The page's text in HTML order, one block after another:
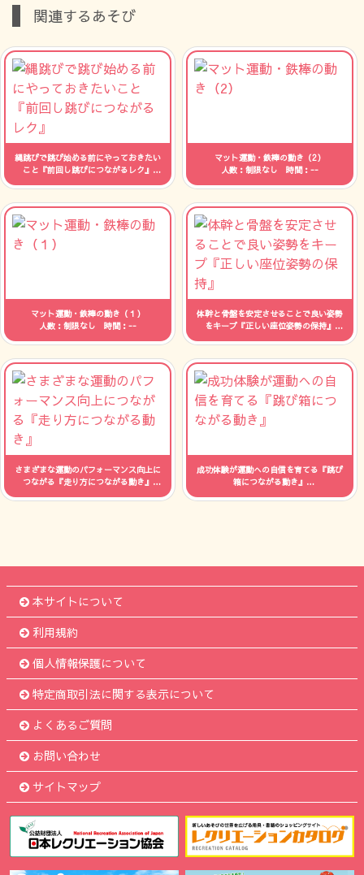
関連するあそび
縄跳びで跳び始める前にやっておきたい
こと『前回し跳びにつながるレク』
マット運動・鉄棒の動き（2）
人数：制限なし 時間：--
マット運動・鉄棒の動き（１）
人数：制限なし 時間：--
体幹と骨盤を安定させることで良い姿勢
をキープ『正しい座位姿勢の保持』
さまざまな運動のパフォーマンス向上に
つながる『走り方につながる動き』
成功体験が運動への自信を育てる『跳び
箱につながる動き』
本サイトについて
利用規約
個人情報保護について
特定商取引法に関する表示について
よくあるご質問
お問い合わせ
サイトマップ